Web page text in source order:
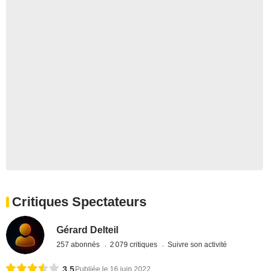
Critiques Spectateurs
Gérard Delteil
257 abonnés 2 079 critiques Suivre son activité